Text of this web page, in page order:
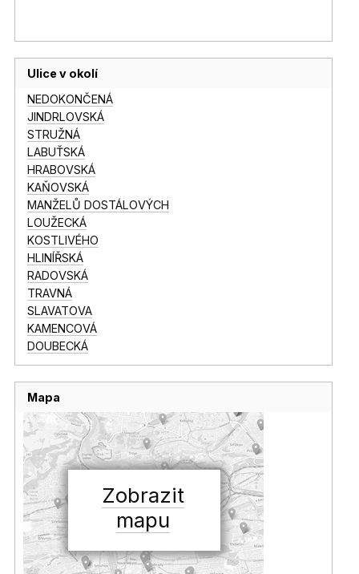
Ulice v okolí
NEDOKONČENÁ
JINDRLOVSKÁ
STRUŽNÁ
LABUŤSKÁ
HRABOVSKÁ
KAŇOVSKÁ
MANŽELŮ DOSTÁLOVÝCH
LOUŽECKÁ
KOSTLIVÉHO
HLINÍŘSKÁ
RADOVSKÁ
TRAVNÁ
SLAVATOVA
KAMENCOVÁ
DOUBECKÁ
Mapa
Zobrazit
mapu